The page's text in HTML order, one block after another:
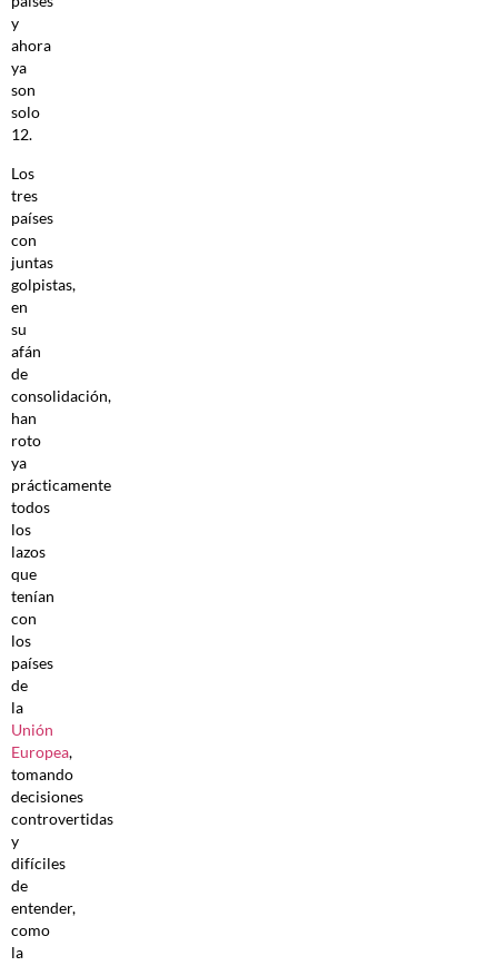
y
ahora
ya
son
solo
12.
Los
tres
países
con
juntas
golpistas,
en
su
afán
de
consolidación,
han
roto
ya
prácticamente
todos
los
lazos
que
tenían
con
los
países
de
la
Unión
Europea,
tomando
decisiones
controvertidas
y
difíciles
de
entender,
como
la